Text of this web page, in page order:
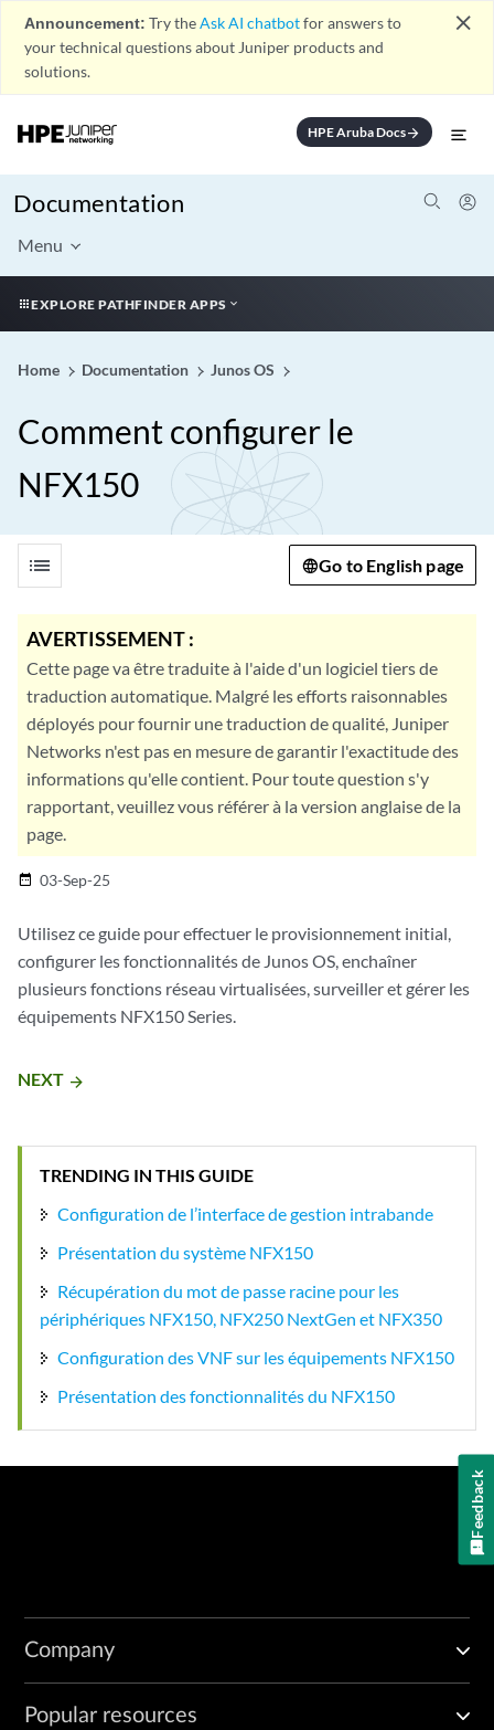
Announcement: Try theAsk AI chatbotfor answers to
your technical questions about Juniper products and
solutions.
close
HPE Aruba Docsarrow_forward
Documentation
Menu
EXPLORE PATHFINDER APPS
Home Documentation Junos OS
Comment configurer le
NFX150
list Go to English page
AVERTISSEMENT :
Cette page va être traduite à l'aide d'un logiciel tiers de
traduction automatique. Malgré les efforts raisonnables
déployés pour fournir une traduction de qualité, Juniper
Networks n'est pas en mesure de garantir l'exactitude des
informations qu'elle contient. Pour toute question s'y
rapportant, veuillez vous référer à la version anglaise de la
page.
date_range 03-Sep-25
Utilisez ce guide pour effectuer le provisionnement initial,
configurer les fonctionnalités de Junos OS, enchaîner
plusieurs fonctions réseau virtualisées, surveiller et gérer les
équipements NFX150 Series.
NEXT arrow_forward
TRENDING IN THIS GUIDE
Configuration de l’interface de gestion intrabande
Présentation du système NFX150
Récupération du mot de passe racine pour les
périphériques NFX150, NFX250 NextGen et NFX350
Configuration des VNF sur les équipements NFX150
Présentation des fonctionnalités du NFX150
Company
Popular resources
Feedback